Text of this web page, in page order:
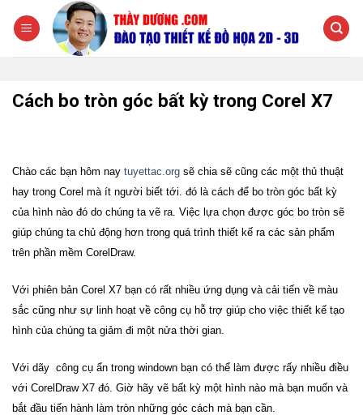
đến
Cách bo tròn góc bất kỳ trong Corel X7
Chào các bạn hôm nay tuyettac.org sẽ chia sẽ cũng các một thủ thuật
hay trong Corel mà ít người biết tới. đó là cách để bo tròn góc bất kỳ
của hình nào đó do chúng ta vẽ ra. Việc lựa chọn được góc bo tròn sẽ
giúp chúng ta chủ động hơn trong quá trình thiết kế ra các sản phẩm
trên phần mềm CorelDraw.
Với phiên bản Corel X7 bạn có rất nhiều ứng dụng và cải tiến về màu
sắc cũng như sự linh hoạt về công cụ hỗ trợ giúp cho việc thiết kế tạo
hình của chúng ta giảm đi một nửa thời gian.
Với dãy công cụ ẩn trong windown bạn có thể làm được rấy nhiều điều
với CorelDraw X7 đó. Giờ hãy vẽ bất kỳ một hình nào mà bạn muốn và
bắt đầu tiến hành làm tròn những góc cách mà bạn cần.